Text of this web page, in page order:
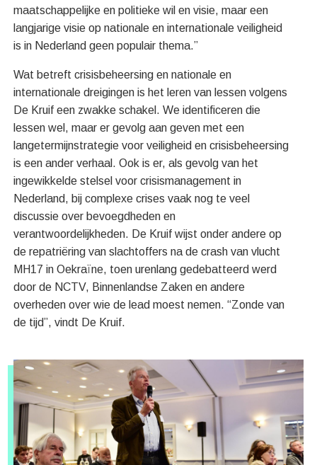
maatschappelijke en politieke wil en visie, maar een
langjarige visie op nationale en internationale veiligheid
is in Nederland geen populair thema.”
Wat betreft crisisbeheersing en nationale en
internationale dreigingen is het leren van lessen volgens
De Kruif een zwakke schakel. We identificeren die
lessen wel, maar er gevolg aan geven met een
langetermijnstrategie voor veiligheid en crisisbeheersing
is een ander verhaal. Ook is er, als gevolg van het
ingewikkelde stelsel voor crisismanagement in
Nederland, bij complexe crises vaak nog te veel
discussie over bevoegdheden en
verantwoordelijkheden. De Kruif wijst onder andere op
de repatriëring van slachtoffers na de crash van vlucht
MH17 in Oekraïne, toen urenlang gedebatteerd werd
door de NCTV, Binnenlandse Zaken en andere
overheden over wie de lead moest nemen. “Zonde van
de tijd”, vindt De Kruif.